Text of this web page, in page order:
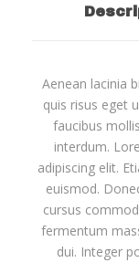
Aenean lacinia
quis risus eget
faucibus
interdum.
adipiscing elit.
euismod.
cursus
fermentum
dui. Integer